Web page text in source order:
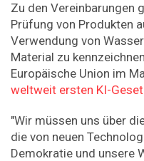
Zu den Vereinbarungen
Prüfung von Produkten
Verwendung von
Material zu
Europäische Union im
weltweit ersten KI-
"Wir müssen uns über
die von neuen
Demokratie und unsere